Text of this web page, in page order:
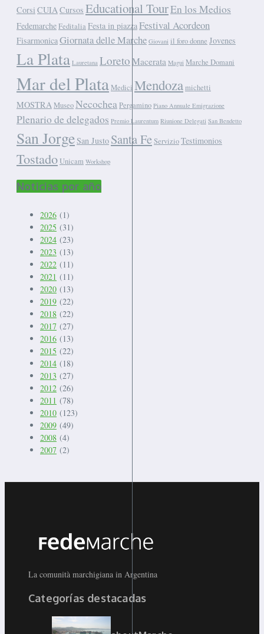
Corsi CUIA Cursos Educational TourEn los Medios
FedemarcheFeditaliaFesta in piazzaFestival Acordeon
FisarmonicaGiornata delle Marche Giovani il foro donne Jovenes
La Plata Lauretana Loreto Macerata Magui Marche Domani
Mar del PlataMedici Mendozamichetti
MOSTRA MuseoNecochea Pergamino Piano Annuale Emigrazione
Plenario de delegados Premio Laurentum Riunione Delegati San Bendetto
San JorgeSan Justo Santa FeServizioTestimonios
TostadoUnicam Workshop
Noticias por año
2026 (1)
2025 (31)
2024 (23)
2023 (13)
2022 (11)
2021 (11)
2020 (13)
2019 (22)
2018 (22)
2017 (27)
2016 (13)
2015 (22)
2014 (18)
2013 (27)
2012 (26)
2011 (78)
2010 (123)
2009 (49)
2008 (4)
2007 (2)
La comunità marchigiana in Argentina
Categorías destacadas